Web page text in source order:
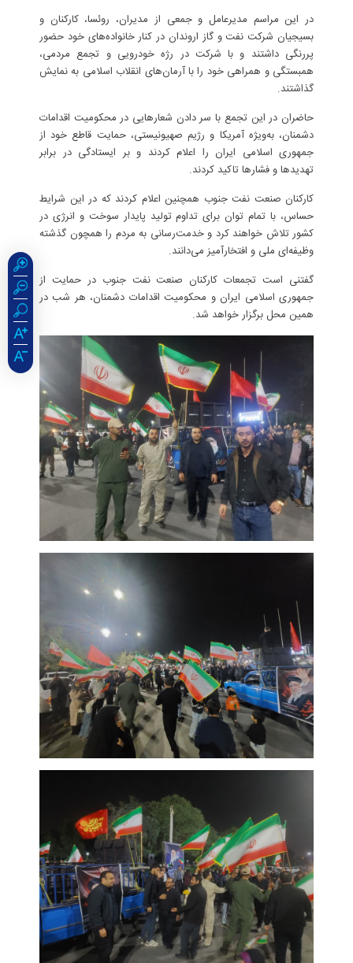
در این مراسم مدیرعامل و جمعی از مدیران، روئسا، کارکنان و
بسیجیان شرکت نفت و گاز اروندان در کنار خانواده‌های خود حضور
پررنگی داشتند و با شرکت در رژه خودرویی و تجمع مردمی،
همبستگی و همراهی خود را با آرمان‌های انقلاب اسلامی به نمایش
گذاشتند.
حاضران در این تجمع با سر دادن شعارهایی در محکومیت اقدامات
دشمنان، به‌ویژه آمریکا و رژیم صهیونیستی، حمایت قاطع خود از
جمهوری اسلامی ایران را اعلام کردند و بر ایستادگی در برابر
تهدیدها و فشارها تاکید کردند.
کارکنان صنعت نفت جنوب همچنین اعلام کردند که در این شرایط
حساس، با تمام توان برای تداوم تولید پایدار سوخت و انرژی در
کشور تلاش خواهند کرد و خدمت‌رسانی به مردم را همچون گذشته
وظیفه‌ای ملی و افتخارآمیز می‌دانند.
گفتنی است تجمعات کارکنان صنعت نفت جنوب در حمایت از
جمهوری اسلامی ایران و محکومیت اقدامات دشمنان، هر شب در
همین محل برگزار خواهد شد.